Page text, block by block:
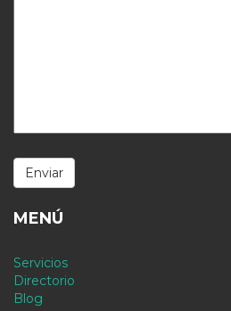
MENÚ
Servicios
Directorio
Blog